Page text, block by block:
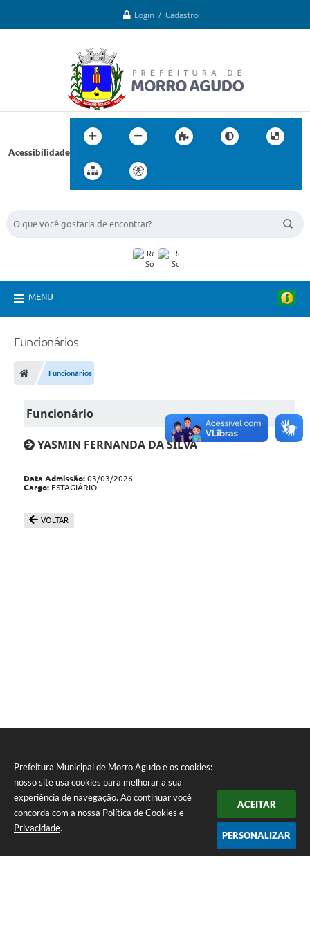
Prefeitura Municipal de Morro Agudo e os cookies:
nosso site usa cookies para melhorar a sua
experiência de navegação. Ao continuar você
concorda com a nossa Política de Cookies e
Privacidade.
ACEITAR
PERSONALIZAR
Login / Cadastro
Acessibilidade
MENU
Funcionários
Funcionários
Funcionário
YASMIN FERNANDA DA SILVA
Data Admissão: 03/03/2026
Cargo: ESTAGIÁRIO -
VOLTAR